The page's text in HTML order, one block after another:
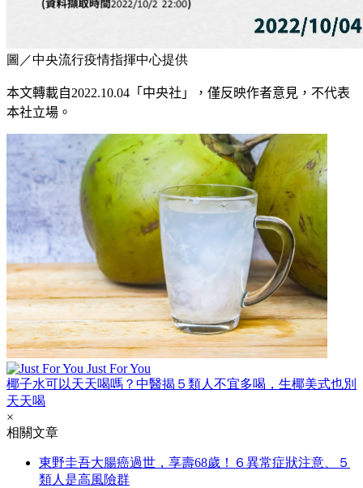
圖／中央流行疫情指揮中心提供
本文轉載自2022.10.04 「中央社」
，僅反映作者意見，不代表
本社立場。
Just For You
椰子水可以天天喝嗎？中醫揭５類人不宜多喝，生椰美式也別
天天喝
×
相關文章
東野圭吾大腸癌過世，享壽68歲！６異常症狀注意、５
類人是高風險群